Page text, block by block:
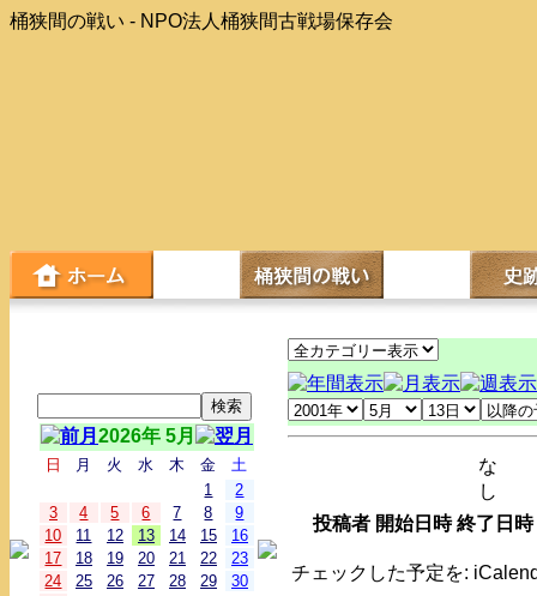
桶狭間の戦い - NPO法人桶狭間古戦場保存会
2026年 5月
日 月 火 水 木 金
土
1
2
3
4 5 6 7 8
9
10
11 12 13 14 15
16
17
18 19 20 21 22
23
24
25 26 27 28 29
30
な
し
投稿者 開始日時 終了日時
チェックした予定を: